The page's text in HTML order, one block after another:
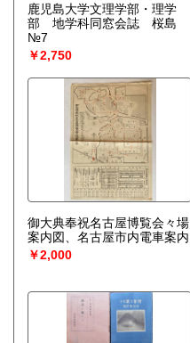
鹿児島大学文理学部・理学
部 地学科同窓会誌 桜島
№7
￥2,750
御大典奉祝名古屋博覧会々場
案内図、名古屋市内電車案内
￥2,000